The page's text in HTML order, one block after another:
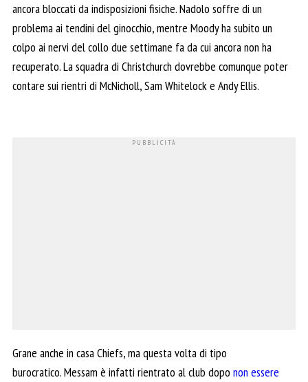
ancora bloccati da indisposizioni fisiche. Nadolo soffre di un
problema ai tendini del ginocchio, mentre Moody ha subito un
colpo ai nervi del collo due settimane fa da cui ancora non ha
recuperato. La squadra di Christchurch dovrebbe comunque poter
contare sui rientri di McNicholl, Sam Whitelock e Andy Ellis.
Grane anche in casa Chiefs, ma questa volta di tipo
burocratico. Messam è infatti rientrato al club dopo non essere